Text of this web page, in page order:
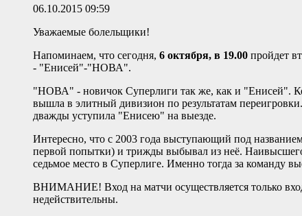
06.10.2015 09:59
Уважаемые болельщики!
Напоминаем, что сегодня, 6 октября, в 19.00 пройдет
- "Енисей"-"НОВА".
"НОВА" - новичок Суперлиги так же, как и "Енисей".
вышла в элитный дивизион по результатам
дважды уступила "Енисею" на выезде.
Интересно, что с 2003 года выступающий под
первой попытки) и трижды выбывал из неё.
седьмое место в Суперлиге. Именно тогда за команду
ВНИМАНИЕ! Вход на матчи осуществляется только
недействительны.